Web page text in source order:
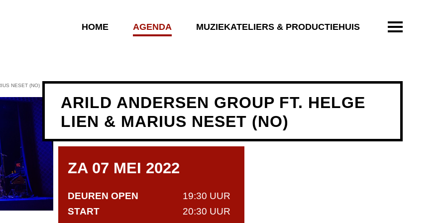
HOME AGENDA MUZIEKATELIERS & PRODUCTIEHUIS ENTER OM
NESET (NO)
ARILD ANDERSEN GROUP FT. HELGE
LIEN & MARIUS NESET (NO)
ZA 07 MEI 2022
DEUREN OPEN
19:30 UUR
START
20:30 UUR